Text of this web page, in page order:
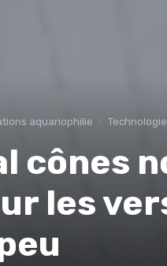
aquariophilie
cônes
les